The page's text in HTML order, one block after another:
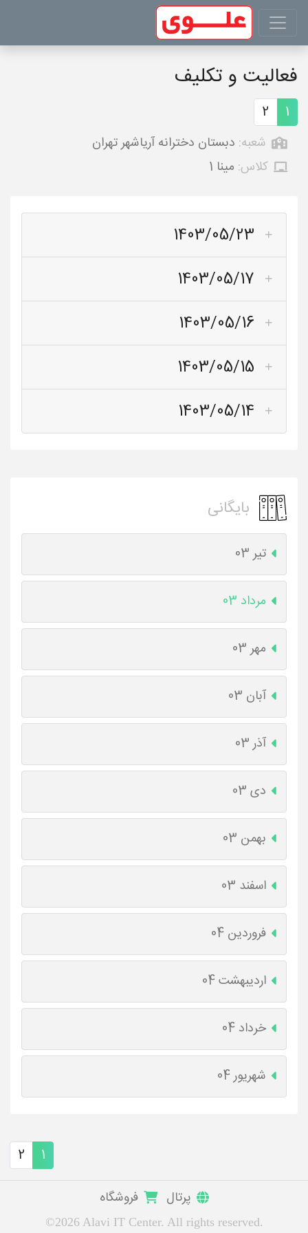
فعالیت و تکلیف
1
2
شعبه: دبستان دخترانه آریاشهر تهران
کلاس: مینا 1
1403/05/23
1403/05/17
1403/05/16
1403/05/15
1403/05/14
بایگانی
تیر 03
مرداد 03
مهر 03
آبان 03
آذر 03
دی 03
بهمن 03
اسفند 03
فروردین 04
اردیبهشت 04
خرداد 04
شهریور 04
1
2
پرتال فروشگاه
©2026 Alavi IT Center. All rights reserved.